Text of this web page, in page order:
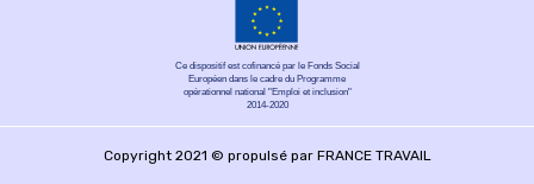
Ce dispositif est cofinancé par le Fonds Social
Européen dans le cadre du Programme
opérationnel national "Emploi et inclusion"
2014-2020
Copyright 2021 © propulsé par FRANCE TRAVAIL